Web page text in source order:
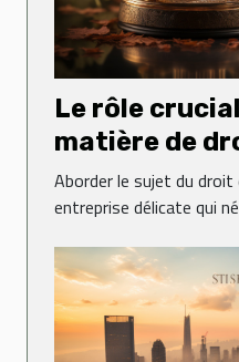
Le rôle
matière de
: une
d'avocats
Aborder le sujet du
entreprise délicate qui